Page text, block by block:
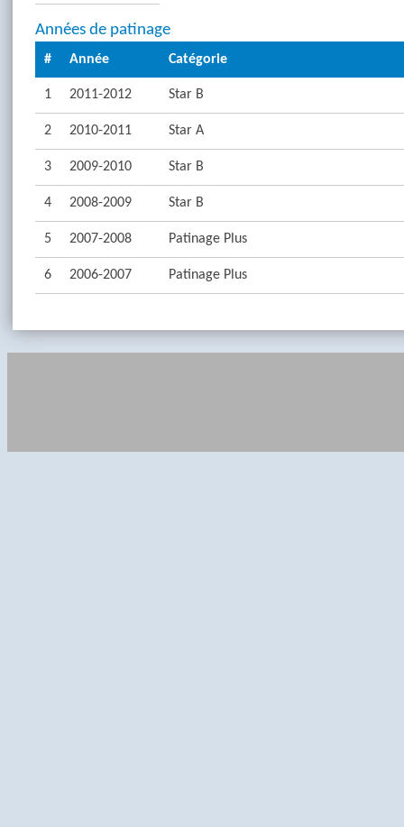
Années de patinage
# Année Catégorie
1 2011-2012 Star B
2 2010-2011 Star A
3 2009-2010 Star B
4 2008-2009 Star B
5 2007-2008 Patinage Plus
6 2006-2007 Patinage Plus